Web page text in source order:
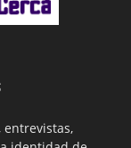
entrevistas,